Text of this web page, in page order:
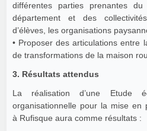
différentes parties prenantes
département et des
d’élèves, les organisations
• Proposer des articulations entre
de transformations de la maison
3. Résultats attendus
La réalisation d’une Etude
organisationnelle pour la mise en
à Rufisque aura comme résultats :